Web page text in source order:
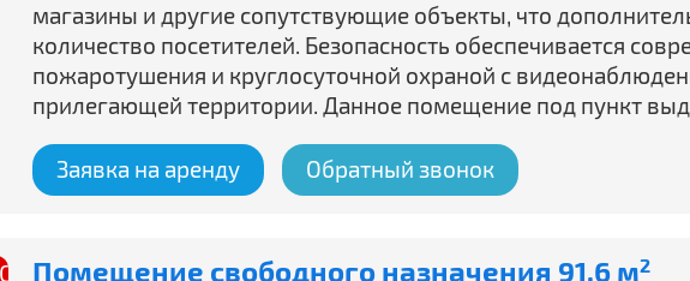
магазины и другие сопутствующие объекты, что
количество посетителей. Безопасность обеспечивается
пожаротушения и круглосуточной охраной с
прилегающей территории. Данное помещение под пункт
Заявка на аренду Обратный звонок
Спецпредложение
Помещение свободного назначения 91.6 м2